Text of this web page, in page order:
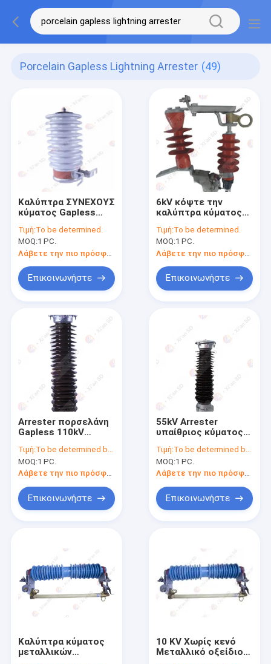
Porcelain Gapless Lightning Arrester (49)
Καλύπτρα ΣΥΝΕΧΟΥΣ
κύματος Gapless
Τιμή:To be determined.
MOQ:1 PC.
Λάβετε την πιο πρόσφατη τιμή
Επικοινωνήστε
6kV κόψτε την
καλύπτρα κύματος
σωμάτων/
πορσελάνης
Τιμή:To be determined.
MOQ:1 PC.
Επικοινωνήστε
Arrester πορσελάνη
Gapless 110kV
μεταλλικών
οξειδίων
Τιμή:To be determined by type and quantity.
MOQ:1 PC.
Λάβετε την πιο πρόσφατη τιμή
Επικοινωνήστε
55kV Arrester
υπαίθριος κύματος
πορσελάνης για το
σιδηρόδρομο
Τιμή:To be determined by type and quantity.
MOQ:1 PC.
Επικοινωνήστε
Καλύπτρα κύματος
μεταλλικών
10 KV Χωρίς κενό
Μεταλλικό οξείδιο